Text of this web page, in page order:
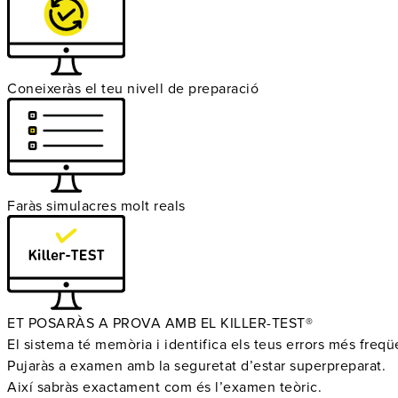
Coneixeràs el teu nivell de preparació
Faràs simulacres molt reals
ET POSARÀS A PROVA AMB EL KILLER-TEST®
El sistema té memòria i identifica els teus errors més
Pujaràs a examen amb la seguretat d’estar superpreparat.
Així sabràs exactament com és l’examen teòric.